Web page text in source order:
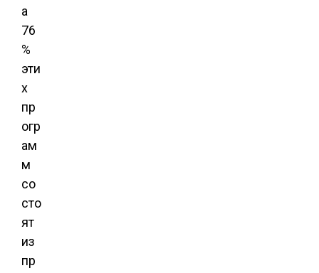
а
76
%
эти
х
пр
огр
ам
м
со
сто
ят
из
пр